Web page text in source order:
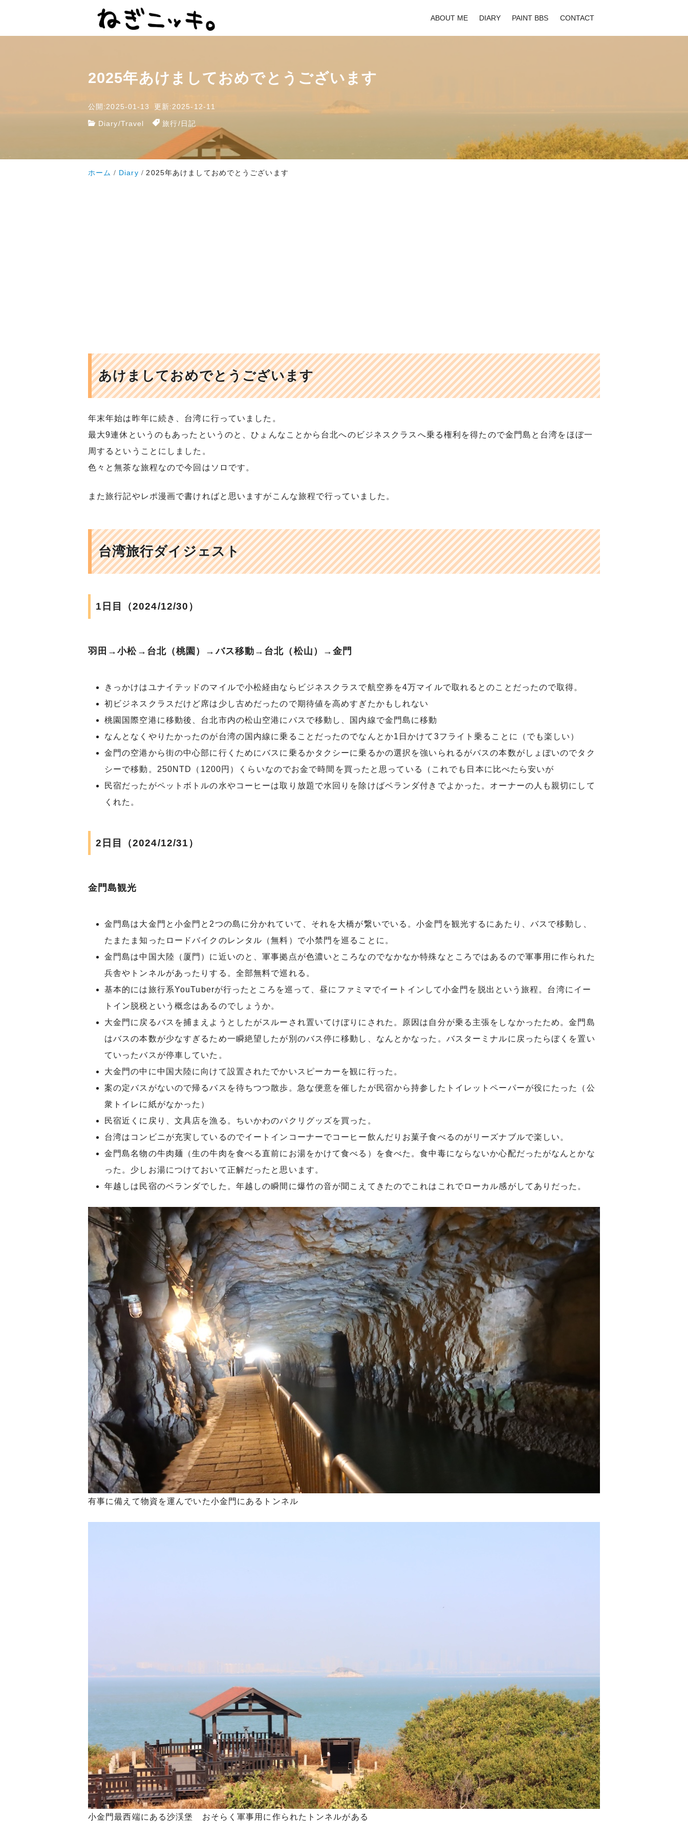
ABOUT ME DIARY PAINT BBS CONTACT
2025年あけましておめでとうございます
公開:2025-01-13 更新:2025-12-11
Diary/Travel 旅行/日記
ホーム Diary 2025年あけましておめでとうございます
あけましておめでとうございます
年末年始は昨年に続き、台湾に行っていました。
最大9連休というのもあったというのと、ひょんなことから台北へのビジネスクラスへ乗る権利を得たので金門島と台湾をほぼ一
周するということにしました。
色々と無茶な旅程なので今回はソロです。
また旅行記やレポ漫画で書ければと思いますがこんな旅程で行っていました。
台湾旅行ダイジェスト
1日目（2024/12/30）
羽田→小松→台北（桃園）→バス移動→台北（松山）→金門
きっかけはユナイテッドのマイルで小松経由ならビジネスクラスで航空券を4万マイルで取れるとのことだったので取得。
初ビジネスクラスだけど席は少し古めだったので期待値を高めすぎたかもしれない
桃園国際空港に移動後、台北市内の松山空港にバスで移動し、国内線で金門島に移動
なんとなくやりたかったのが台湾の国内線に乗ることだったのでなんとか1日かけて3フライト乗ることに（でも楽しい）
金門の空港から街の中心部に行くためにバスに乗るかタクシーに乗るかの選択を強いられるがバスの本数がしょぼいのでタク
シーで移動。250NTD（1200円）くらいなのでお金で時間を買ったと思っている（これでも日本に比べたら安いが
民宿だったがペットボトルの水やコーヒーは取り放題で水回りを除けばベランダ付きでよかった。オーナーの人も親切にして
くれた。
2日目（2024/12/31）
金門島観光
金門島は大金門と小金門と2つの島に分かれていて、それを大橋が繋いでいる。小金門を観光するにあたり、バスで移動し、
たまたま知ったロードバイクのレンタル（無料）で小禁門を巡ることに。
金門島は中国大陸（厦門）に近いのと、軍事拠点が色濃いところなのでなかなか特殊なところではあるので軍事用に作られた
兵舎やトンネルがあったりする。全部無料で巡れる。
基本的には旅行系YouTuberが行ったところを巡って、昼にファミマでイートインして小金門を脱出という旅程。台湾にイー
トイン脱税という概念はあるのでしょうか。
大金門に戻るバスを捕まえようとしたがスルーされ置いてけぼりにされた。原因は自分が乗る主張をしなかったため。金門島
はバスの本数が少なすぎるため一瞬絶望したが別のバス停に移動し、なんとかなった。バスターミナルに戻ったらぼくを置い
ていったバスが停車していた。
大金門の中に中国大陸に向けて設置されたでかいスピーカーを観に行った。
案の定バスがないので帰るバスを待ちつつ散歩。急な便意を催したが民宿から持参したトイレットペーパーが役にたった（公
衆トイレに紙がなかった）
民宿近くに戻り、文具店を漁る。ちいかわのパクリグッズを買った。
台湾はコンビニが充実しているのでイートインコーナーでコーヒー飲んだりお菓子食べるのがリーズナブルで楽しい。
金門島名物の牛肉麺（生の牛肉を食べる直前にお湯をかけて食べる）を食べた。食中毒にならないか心配だったがなんとかな
った。少しお湯につけておいて正解だったと思います。
年越しは民宿のベランダでした。年越しの瞬間に爆竹の音が聞こえてきたのでこれはこれでローカル感がしてありだった。
有事に備えて物資を運んでいた小金門にあるトンネル
小金門最西端にある沙渓堡 おそらく軍事用に作られたトンネルがある